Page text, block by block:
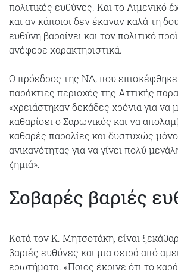
πολιτικές ευθύνες. Και το Λιμενικό
και αν κάποιοι δεν έκαναν καλά τη
ευθύνη βαραίνει και τον πολιτικό
ανέφερε χαρακτηριστικά.
Ο πρόεδρος της ΝΔ, που επισκέφθηκε
παράκτιες περιοχές της Αττικής
«χρειάστηκαν δεκάδες χρόνια για να
καθαρίσει ο Σαρωνικός και να
καθαρές παραλίες και δυστυχώς
ανικανότητας για να γίνει πολύ
ζημιά».
Σοβαρές βαριές
Κατά τον Κ. Μητσοτάκη, είναι
βαριές ευθύνες και μια σειρά από
ερωτήματα. «Ποιος έκρινε ότι το